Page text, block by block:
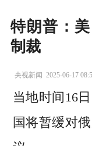
特朗普：
制裁
央视新闻 2025-06-17
当地时间16
国将暂缓对